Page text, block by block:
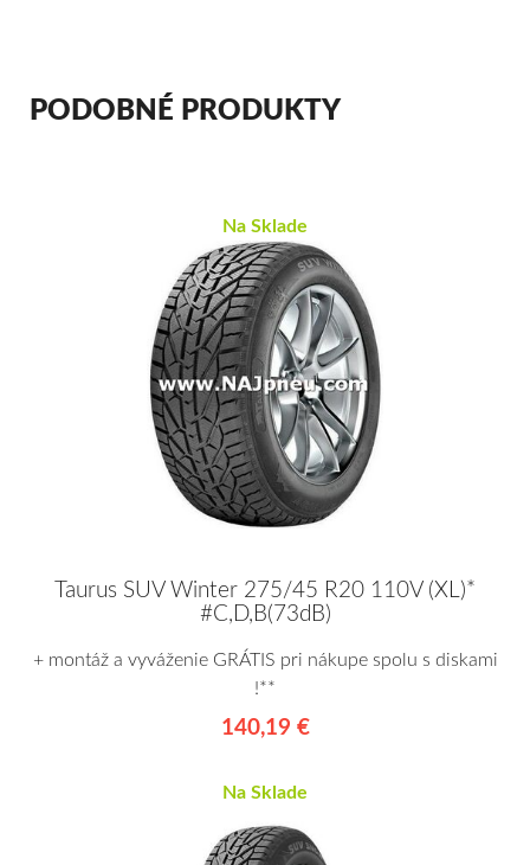
PODOBNÉ PRODUKTY
Na Sklade
Taurus SUV Winter 275/45 R20 110V (XL)*
#C,D,B(73dB)
+ montáž a vyváženie GRÁTIS pri nákupe spolu s diskami
!**
140,19 €
Na Sklade